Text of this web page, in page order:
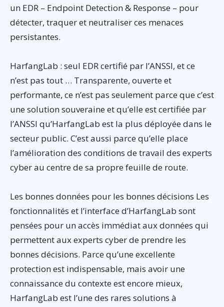
un EDR – Endpoint Detection & Response – pour
détecter, traquer et neutraliser ces menaces
persistantes.
HarfangLab : seul EDR certifié par l’ANSSI, et ce
n’est pas tout … Transparente, ouverte et
performante, ce n’est pas seulement parce que c’est
une solution souveraine et qu’elle est certifiée par
l’ANSSI qu’HarfangLab est la plus déployée dans le
secteur public. C’est aussi parce qu’elle place
l’amélioration des conditions de travail des experts
cyber au centre de sa propre feuille de route.
Les bonnes données pour les bonnes décisions Les
fonctionnalités et l’interface d’HarfangLab sont
pensées pour un accès immédiat aux données qui
permettent aux experts cyber de prendre les
bonnes décisions. Parce qu’une excellente
protection est indispensable, mais avoir une
connaissance du contexte est encore mieux,
HarfangLab est l’une des rares solutions à